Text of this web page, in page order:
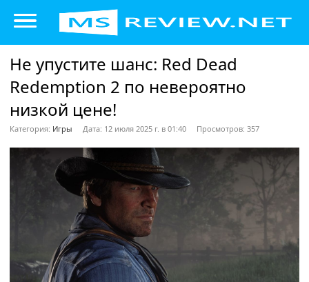
Не упустите шанс: Red Dead
Redemption 2 по невероятно
низкой цене!
Категория: Игры Дата: 12 июля 2025 г. в 01:40 Просмотров: 357